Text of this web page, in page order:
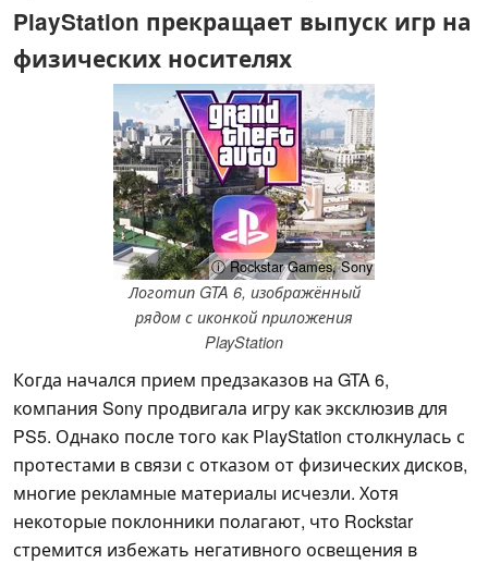
PlayStation прекращает выпуск игр на
физических носителях
ⓘ Rockstar Games, Sony
Логотип GTA 6, изображённый
рядом с иконкой приложения
PlayStation
Когда начался прием предзаказов на GTA 6,
компания Sony продвигала игру как эксклюзив для
PS5. Однако после того как PlayStation столкнулась с
протестами в связи с отказом от физических дисков,
многие рекламные материалы исчезли. Хотя
некоторые поклонники полагают, что Rockstar
стремится избежать негативного освещения в